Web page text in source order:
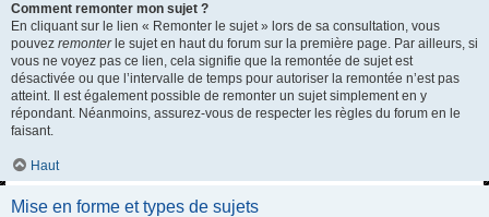
Comment remonter mon sujet ?
En cliquant sur le lien « Remonter le sujet » lors de sa consultation, vous
pouvez remonterle sujet en haut du forum sur la première page. Par ailleurs, si
vous ne voyez pas ce lien, cela signifie que la remontée de sujet est
désactivée ou que l’intervalle de temps pour autoriser la remontée n’est pas
atteint. Il est également possible de remonter un sujet simplement en y
répondant. Néanmoins, assurez-vous de respecter les règles du forum en le
faisant.
Haut
Mise en forme et types de sujets